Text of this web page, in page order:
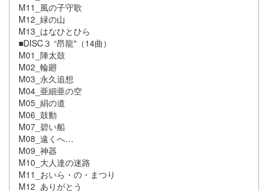
M11_風の子守歌
M12_緑の山
M13_はなひとひら
■DISC３ “昂龍"（14曲）
M01_陣太鼓
M02_輪廻
M03_永久追想
M04_亜細亜の空
M05_絹の道
M06_鼓動
M07_碧い船
M08_遠くへ…
M09_神器
M10_大人達の迷路
M11_おいら・の・まつり
M12_ありがとう